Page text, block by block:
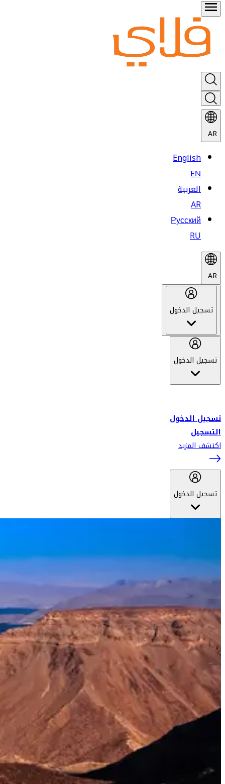
AR
English
EN
العربية
AR
Русский
RU
AR
تسجيل الدخول
تسجيل الدخول
تسجيل الدخول
التسجيل
اكتشف المزيد
تسجيل الدخول